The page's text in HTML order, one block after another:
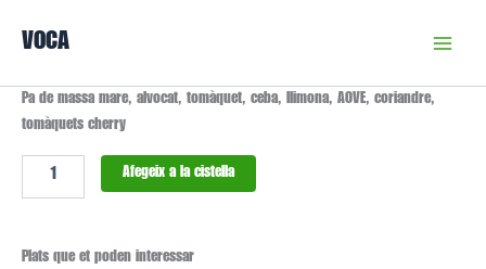
VOCA
Pa de massa mare, alvocat, tomàquet, ceba, llimona, AOVE, coriandre,
tomàquets cherry
quantitat
de
Cherry
Afegeix a la cistella
Plats que et poden interessar